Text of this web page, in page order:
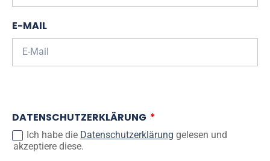
E-MAIL
DATENSCHUTZERKLÄRUNG
Ich habe die Datenschutzerklärung gelesen und
akzeptiere diese.